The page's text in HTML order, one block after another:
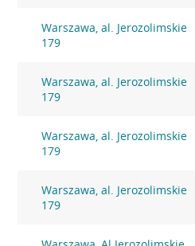
Warszawa, al. Jerozolimskie
179
Warszawa, al. Jerozolimskie
179
Warszawa, al. Jerozolimskie
179
Warszawa, al. Jerozolimskie
179